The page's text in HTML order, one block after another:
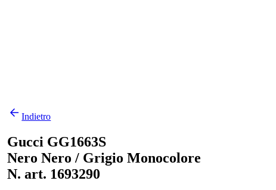
Indietro
Gucci GG1663S
Nero Nero / Grigio Monocolore
N. art. 1693290